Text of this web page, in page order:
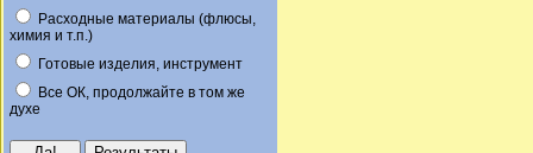
Расходные материалы (флюсы,
химия и т.п.)
Готовые изделия, инструмент
Все ОК, продолжайте в том же
духе